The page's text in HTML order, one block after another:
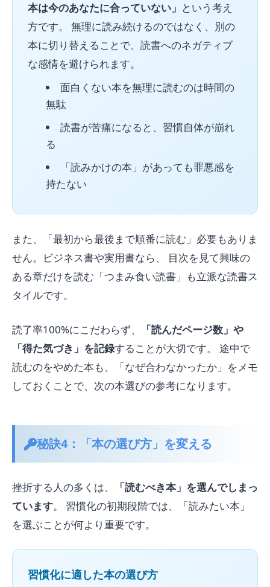
本は今のあなたに合っていない」 という考え
方です。 無理に読み続けるのではなく、別の
本に切り替えることで、読書へのネガティブ
な感情を避けられます。
面白くない本を無理に読むのは時間の
無駄
読書が苦痛になると、習慣自体が崩れ
る
「読みかけの本」があっても罪悪感を
持たない
また、「最初から最後まで順番に読む」必要もありま
せん。ビジネス書や実用書なら、 目次を見て興味の
ある章だけを読む「つまみ食い読書」も立派な読書ス
タイルです。
読了率100%にこだわらず、
「読んだページ数」や
「得た気づき」を記録することが大切です。 途中で
読むのをやめた本も、「なぜ合わなかったか」をメモ
しておくことで、次の本選びの参考になります。
秘訣4：「本の選び方」を変える
挫折する人の多くは、
「読むべき本」を選んでしまっ
ています。 習慣化の初期段階では、「読みたい本」
を選ぶことが何より重要です。
習慣化に適した本の選び方